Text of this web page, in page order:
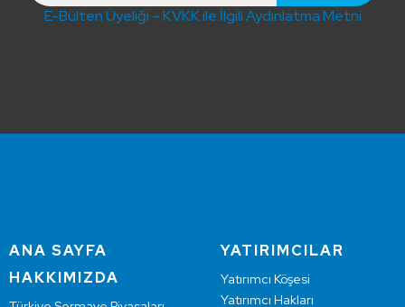
E-Bülten Üyeliği – KVKK ile İlgili Aydınlatma Metni
ANA SAYFA
HAKKIMIZDA
YATIRIMCILAR
Yatırımcı Köşesi
Yatırımcı Hakları